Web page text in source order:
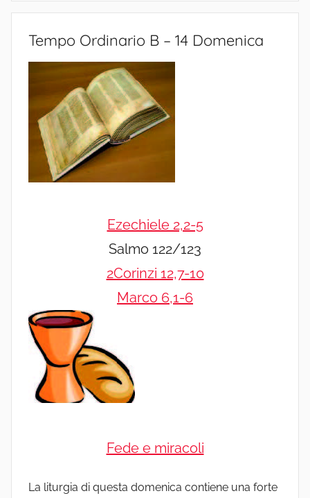
Tempo Ordinario B – 14 Domenica
Ezechiele 2,2-5
Salmo 122/123
2Corinzi 12,7-10
Marco 6,1-6
Fede e miracoli
La liturgia di questa domenica contiene una forte